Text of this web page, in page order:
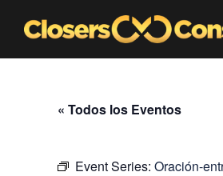
« Todos los Eventos
Event Series: Oración-